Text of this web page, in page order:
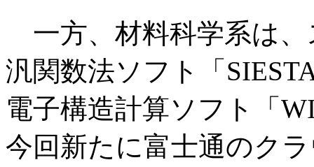
一方、材料科学系は
汎関数法ソフト「
電子構造計算ソフト「
今回新たに富士通のク